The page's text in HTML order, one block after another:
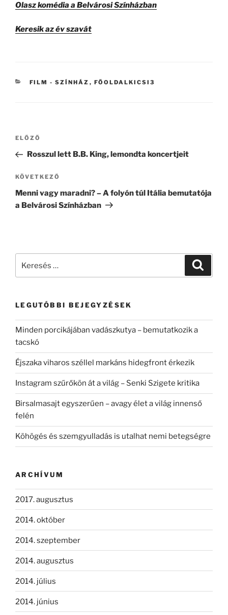
Olasz komédia a Belvárosi Színházban
Keresik az év szavát
KATEGÓRIÁK
FILM - SZÍNHÁZ , FŐOLDALKICSI3
Bejegyzés
Korábbi
bejegyzés
ELŐZŐ
Rosszul lett B.B. King, lemondta koncertjeit
Következő
bejegyzés
KÖVETKEZŐ
Menni vagy maradni? – A folyón túl Itália bemutatója
a Belvárosi Színházban
LEGUTÓBBI BEJEGYZÉSEK
Minden porcikájában vadászkutya – bemutatkozik a
tacskó
Éjszaka viharos széllel markáns hidegfront érkezik
Instagram szűrőkön át a világ – Senki Szigete kritika
Birsalmasajt egyszerűen – avagy élet a világ innenső
felén
Köhögés és szemgyulladás is utalhat nemi betegségre
ARCHÍVUM
2017. augusztus
2014. október
2014. szeptember
2014. augusztus
2014. július
2014. június